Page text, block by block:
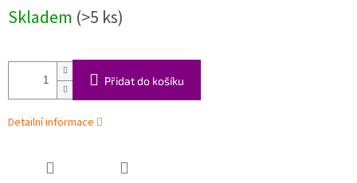
cena:
Skladem (>5 ks)
Přidat do košíku
Detailní informace